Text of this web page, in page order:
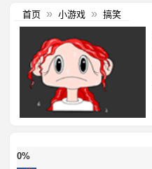
首页 » 小游戏 » 搞笑
0%